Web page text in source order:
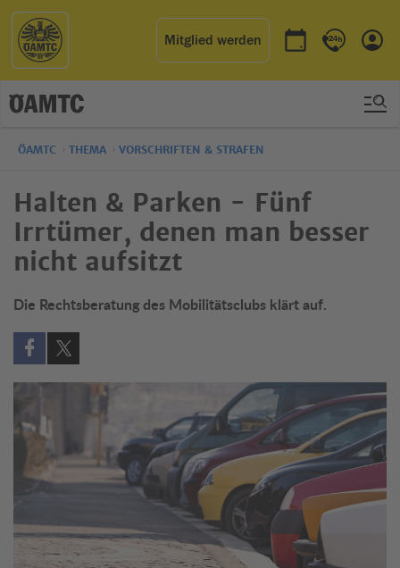
Mitglied werden
Termin buchen
Kontakt &
ÖAMTC THEMA VORSCHRIFTEN & STRAFEN
Halten & Parken - Fünf
Irrtümer, denen man besser
nicht aufsitzt
Die Rechtsberatung des Mobilitätsclubs klärt auf.
Auf Facebook teilen (öffnet in neuem Fenster)
Auf X teilen (öffnet in neuem Fenster)